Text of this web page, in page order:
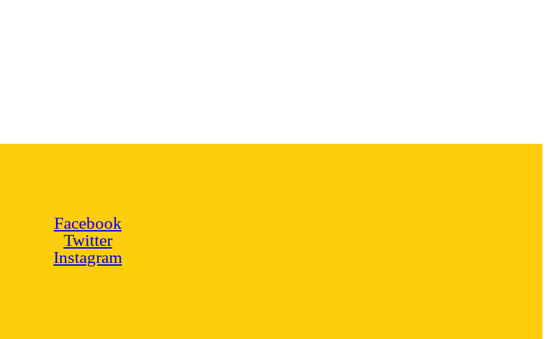
Facebook
Twitter
Instagram